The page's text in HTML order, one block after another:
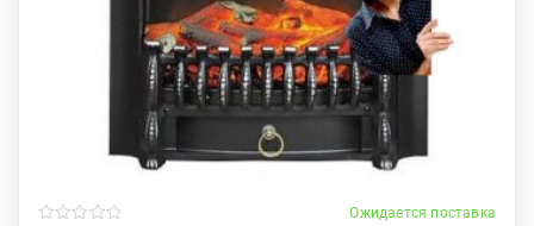
Ожидается поставка